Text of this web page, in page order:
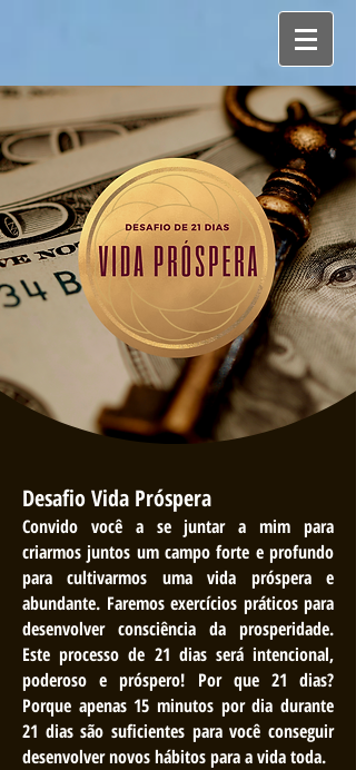
Desafio Vida Próspera
Convido você a se juntar a mim para
criarmos juntos um campo forte e profundo
para cultivarmos uma vida próspera e
abundante. Faremos exercícios práticos para
desenvolver consciência da prosperidade.
Este processo de 21 dias será intencional,
poderoso e próspero! Por que 21 dias?
Porque apenas 15 minutos por dia durante
21 dias são suficientes para você conseguir
desenvolver novos hábitos para a vida toda.